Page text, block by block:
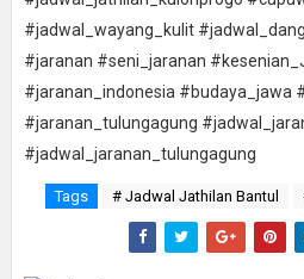
#jadwal_wayang_kulit
#jaranan #seni_jaranan
#jaranan_indonesia #budaya_jawa
#jaranan_tulungagung
#jadwal_jaranan_tulungagung
Tags # Jadwal Jathilan Bantul